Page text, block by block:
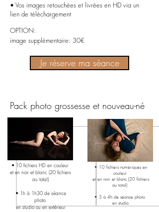
• Vos images retouchées et livrées en HD via un
lien de téléchargement
OPTION:
image supplémentaire: 30€
Je réserve ma séance
Pack photo grossesse et nouveau-né
• 10 fichiers HD en couleur
et en noir et blanc (20 fichiers
au total)
• 1h à 1h30 de séance
photo
en studio ou en extérieur
• 10 fichiers numériques en
couleur
et en noir et blanc (20 fichiers
au total)
• 3 à 4h de séance photo
en studio